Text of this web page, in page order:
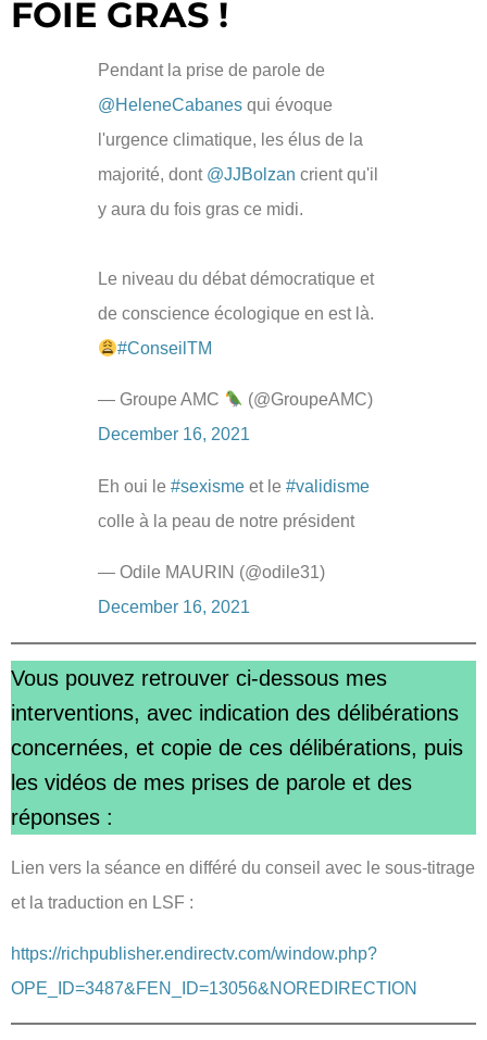
FOIE GRAS !
Pendant la prise de parole de
@HeleneCabanes qui évoque
l'urgence climatique, les élus de la
majorité, dont @JJBolzan crient qu'il
y aura du fois gras ce midi.
Le niveau du débat démocratique et
de conscience écologique en est là.
#ConseilTM
— Groupe AMC
(@GroupeAMC)
December 16, 2021
Eh oui le #sexisme et le #validisme
colle à la peau de notre président
— Odile MAURIN (@odile31)
December 16, 2021
Vous pouvez retrouver ci-dessous mes
interventions, avec indication des délibérations
concernées, et copie de ces délibérations, puis
les vidéos de mes prises de parole et des
réponses :
Lien vers la séance en différé du conseil avec le sous-titrage
et la traduction en LSF :
https://richpublisher.endirectv.com/window.php?
OPE_ID=3487&FEN_ID=13056&NOREDIRECTION